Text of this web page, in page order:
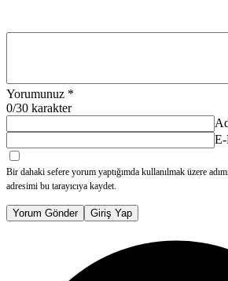
Yorumunuz *
0/30 karakter
E-
Bir dahaki sefere yorum yaptığımda kullanılmak üzere
adresimi bu tarayıcıya kaydet.
Yorum Gönder Giriş Yap